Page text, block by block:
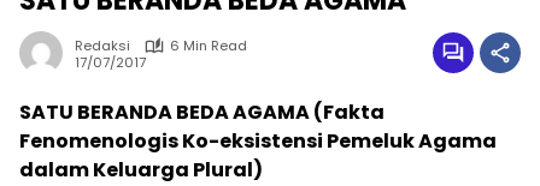
Redaksi
6 Min Read
17/07/2017
SATU BERANDA BEDA AGAMA (Fakta
Fenomenologis Ko-eksistensi Pemeluk Agama
dalam Keluarga Plural)